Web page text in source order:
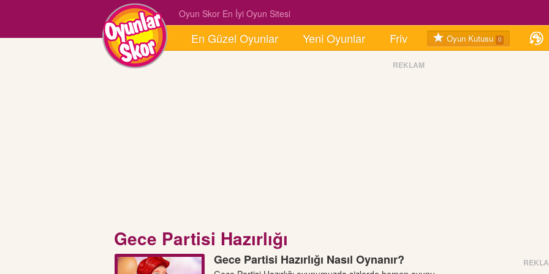
En Güzel Oyunlar Yeni Oyunlar Friv Oyun Kutusu 0
Oyun Skor En İyi Oyun Sitesi
REKLAM
Gece Partisi Hazırlığı
Gece Partisi Hazırlığı Nasıl Oynanır?